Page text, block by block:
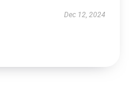
Dec 12, 2024